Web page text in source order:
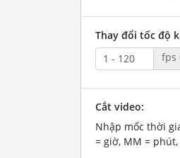
Thay đổi tốc độ
fps
Cắt video:
Nhập mốc thời
= giờ, MM = phút,